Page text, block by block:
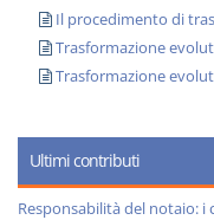
Il procedimento di
Trasformazione
Trasformazione
Ultimi contributi
Responsabilità del notaio: